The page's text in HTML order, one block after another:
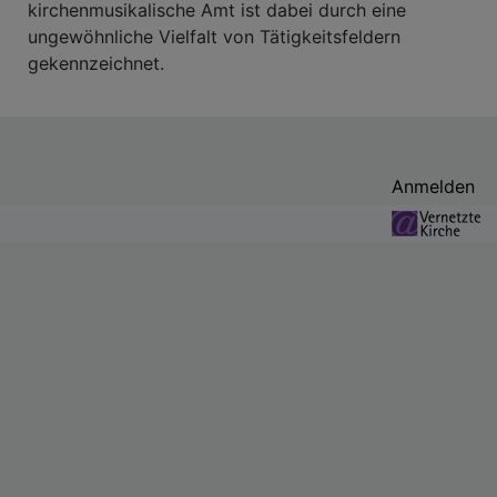
kirchenmusikalische Amt ist dabei durch eine
ungewöhnliche Vielfalt von Tätigkeitsfeldern
gekennzeichnet.
Anmelden